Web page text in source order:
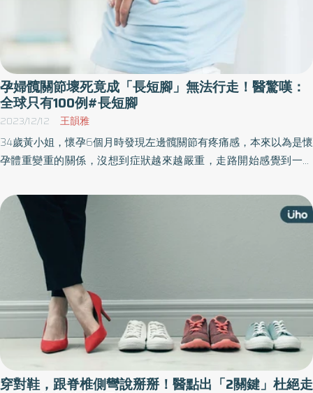
孕婦髖關節壞死竟成「長短腳」無法行走！醫驚嘆：
全球只有100例#長短腳
2023/12/12 王韻雅
34歲黃小姐，懷孕6個月時發現左邊髖關節有疼痛感，本來以為是懷
孕體重變重的關係，沒想到症狀越來越嚴重，走路開始感覺到一跛
躺著。黃小姐生下寶寶後立即安排至醫院檢查，X光檢查發現是左側
「髖關節壞死」，進行「微創正前開髖關節置換手術」後，疼痛和
長短腳都消失了。
穿對鞋，跟脊椎側彎說掰掰！醫點出「2關鍵」杜絕走